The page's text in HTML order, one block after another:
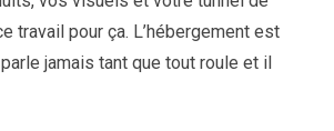
travail pour ça. L’hébergement est
jamais tant que tout roule et il